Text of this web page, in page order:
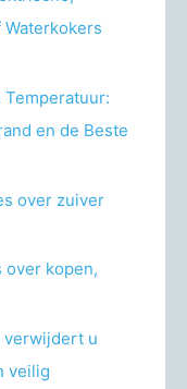
Waterkokers
en de Beste
over zuiver
over kopen,
verwijdert u
veilig